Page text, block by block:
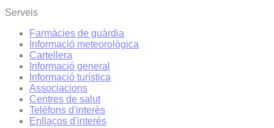
Serveis
Farmàcies de guàrdia
Informació meteorològica
Cartellera
Informació general
Informació turística
Associacions
Centres de salut
Telèfons d'interès
Enllaços d'interés